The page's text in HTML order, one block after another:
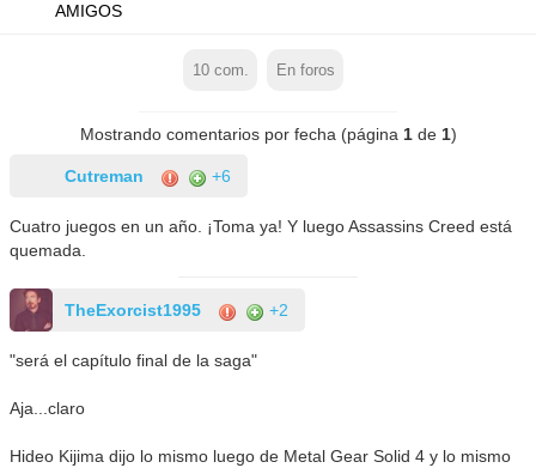
AMIGOS
10com. En foros
Mostrando comentarios por fecha (página 1de 1)
Cutreman +6
Cuatro juegos en un año. ¡Toma ya! Y luego Assassins Creed está
quemada.
TheExorcist1995 +2
"será el capítulo final de la saga"
Aja...claro
Hideo Kijima dijo lo mismo luego de Metal Gear Solid 4 y lo mismo